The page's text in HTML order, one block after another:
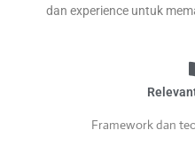
dan experience untuk
Framework dan